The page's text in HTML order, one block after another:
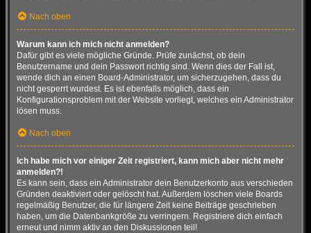
Nach oben
Warum kann ich mich nicht anmelden?
Dafür gibt es viele mögliche Gründe. Prüfe zunächst, ob dein
Benutzername und dein Passwort richtig sind. Wenn dies der Fall ist,
wende dich an einen Board-Administrator, um sicherzugehen, dass du
nicht gesperrt wurdest. Es ist ebenfalls möglich, dass ein
Konfigurationsproblem mit der Website vorliegt, welches ein Administrator
lösen muss.
Nach oben
Ich habe mich vor einiger Zeit registriert, kann mich aber nicht mehr
anmelden?!
Es kann sein, dass ein Administrator dein Benutzerkonto aus verschieden
Gründen deaktiviert oder gelöscht hat. Außerdem löschen viele Boards
regelmäßig Benutzer, die für längere Zeit keine Beiträge geschrieben
haben, um die Datenbankgröße zu verringern. Registriere dich einfach
erneut und nimm aktiv an den Diskussionen teil!